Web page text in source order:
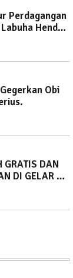
Perdagangan
Hendak
Marah,
Obi
GRATIS DAN
DI GELAR DI